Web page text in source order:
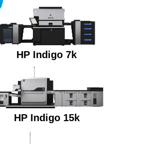
HP Indigo 7k
HP Indigo 15k